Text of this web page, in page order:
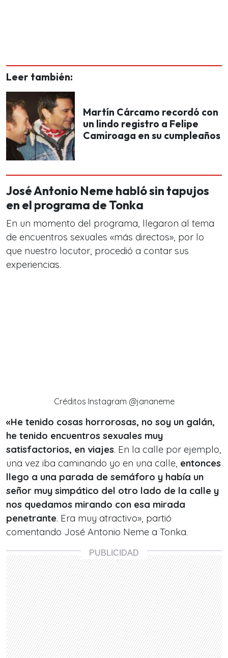
Leer también:
Martín Cárcamo recordó con
un lindo registro a Felipe
Camiroaga en su cumpleaños
José Antonio Neme habló sin tapujos
en el programa de Tonka
En un momento del programa, llegaron al tema
de encuentros sexuales «más directos», por lo
que nuestro locutor, procedió a contar sus
experiencias.
Créditos Instagram @jananeme
«He tenido cosas horrorosas, no soy un galán,
he tenido encuentros sexuales muy
satisfactorios, en viajes. En la calle por ejemplo,
una vez iba caminando yo en una calle, entonces
llego a una parada de semáforo y había un
señor muy simpático del otro lado de la calle y
nos quedamos mirando con esa mirada
penetrante. Era muy atractivo», partió
comentando José Antonio Neme a Tonka.